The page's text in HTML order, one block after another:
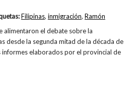
alimentaron el debate sobre la
desde la segunda mitad de la década de
elaborados por el provincial de
Filipinas, inmigración, Ramón